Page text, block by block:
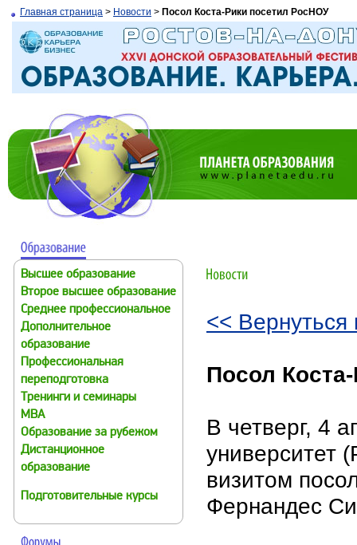
Главная страница > Новости > Посол Коста-Рики посетил РосНОУ
Высшее образование
Второе высшее образование
Среднее профессиональное
Дополнительное
образование
Профессиональная
переподготовка
Тренинги и семинары
MBA
Образование за рубежом
Дистанционное
образование
Подготовительные курсы
<< Вернуться
Посол
В четверг, 4
университет
визитом
Фернандес